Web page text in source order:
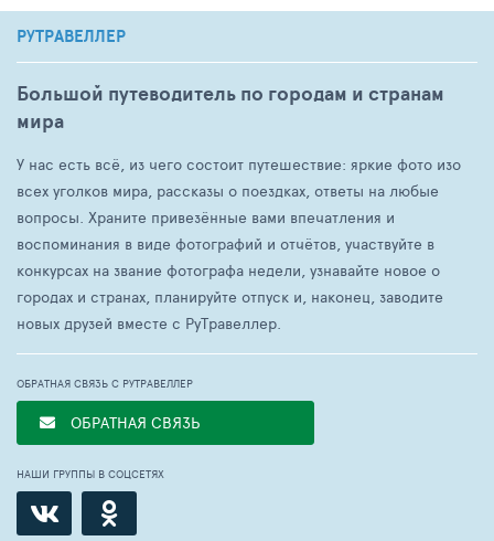
РУТРАВЕЛЛЕР
Большой путеводитель по городам и странам
мира
У нас есть всё, из чего состоит путешествие: яркие фото изо
всех уголков мира, рассказы о поездках, ответы на любые
вопросы. Храните привезённые вами впечатления и
воспоминания в виде фотографий и отчётов, участвуйте в
конкурсах на звание фотографа недели, узнавайте новое о
городах и странах, планируйте отпуск и, наконец, заводите
новых друзей вместе с РуТравеллер.
ОБРАТНАЯ СВЯЗЬ С РУТРАВЕЛЛЕР
ОБРАТНАЯ СВЯЗЬ
НАШИ ГРУППЫ В СОЦСЕТЯХ